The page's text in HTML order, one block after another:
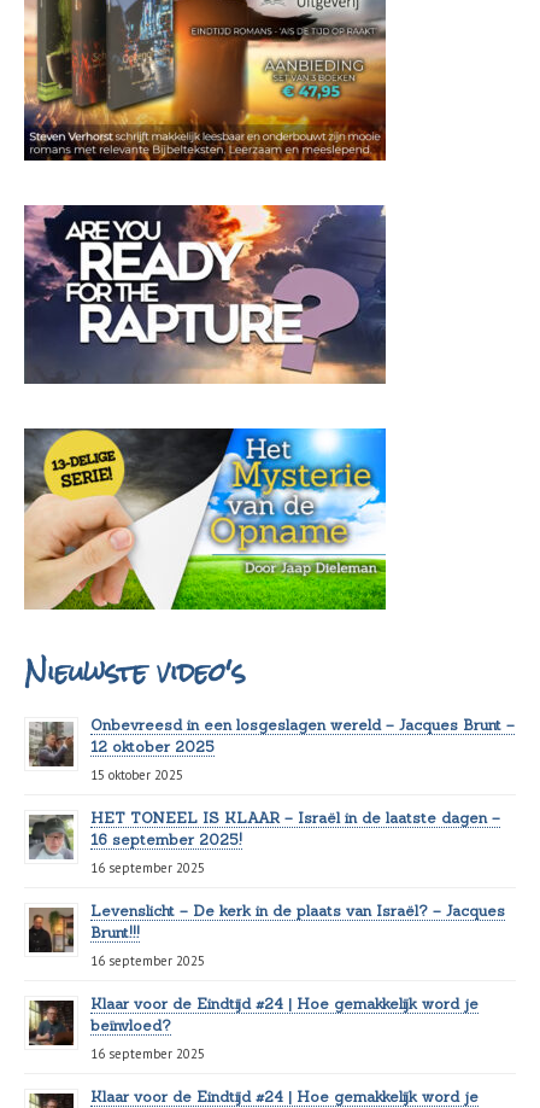
Nieuwste video's
Onbevreesd in een losgeslagen wereld – Jacques Brunt –
12 oktober 2025
15 oktober 2025
HET TONEEL IS KLAAR – Israël in de laatste dagen –
16 september 2025!
16 september 2025
Levenslicht – De kerk in de plaats van Israël? – Jacques
Brunt!!!
16 september 2025
Klaar voor de Eindtijd #24 | Hoe gemakkelijk word je
beïnvloed?
16 september 2025
Klaar voor de Eindtijd #24 | Hoe gemakkelijk word je